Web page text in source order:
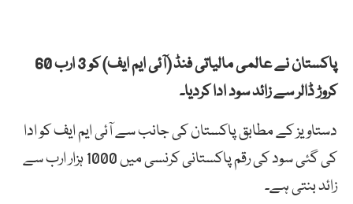
پاکستان نے عالمی مالیاتی فنڈ (آئی ایم ایف) کو 3 ارب 60
کروڑ ڈالر سے زائد سود ادا کردیا۔
دستاویز کے مطابق پاکستان کی جانب سے آئی ایم ایف کو ادا
کی گئی سود کی رقم پاکستانی کرنسی میں 1000 ہزار ارب سے
زائد بنتی ہے۔